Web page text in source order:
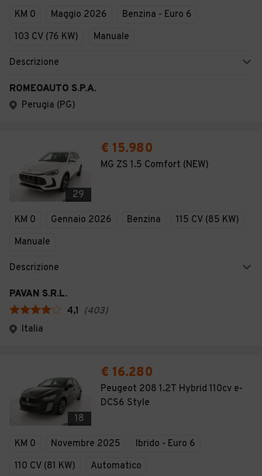
KM 0 Maggio 2026
Benzina - Euro 6
103 CV (76 KW)
Manuale
Descrizione
ROMEOAUTO S.P.A.
Perugia (PG)
29
€ 15.980
MG ZS 1.5 Comfort (NEW)
KM 0 Gennaio 2026 Benzina
115 CV (85 KW)
Manuale
Descrizione
PAVAN S.R.L.
4,1 (403)
Italia
18
€ 16.280
Peugeot 208 1.2T Hybrid 110cv e-
DCS6 Style
KM 0 Novembre 2025
Ibrido - Euro 6
110 CV (81 KW)
Automatico